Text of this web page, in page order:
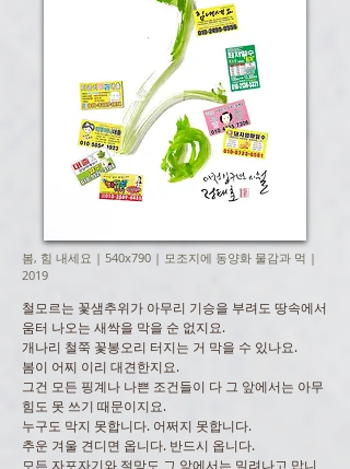
봄, 힘 내세요 | 540x790 | 모조지에 동양화 물감과 먹 |
2019
철모르는 꽃샘추위가 아무리 기승을 부려도 땅속에서
움터 나오는 새싹을 막을 순 없지요.
개나리 철쭉 꽃봉오리 터지는 거 막을 수 있나요.
봄이 어찌 이리 대견한지요.
그건 모든 핑계나 나쁜 조건들이 다 그 앞에서는 아무
힘도 못 쓰기 때문이지요.
누구도 막지 못합니다. 어쩌지 못합니다.
추운 겨울 견디면 옵니다. 반드시 옵니다.
모든 자포자기와 절망도 그 앞에서는 밀려나고 맙니